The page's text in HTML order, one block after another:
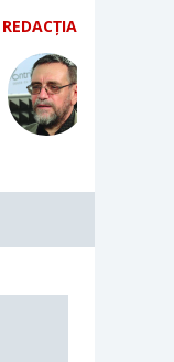
REDACȚIA